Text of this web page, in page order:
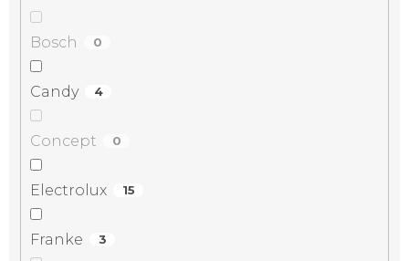
Bosch 0
Candy 4
Concept 0
Electrolux 15
Franke 3